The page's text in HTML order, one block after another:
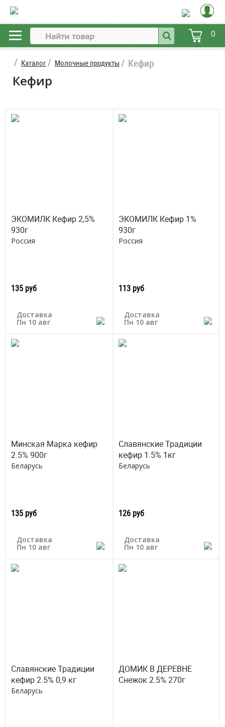
0
Каталог Молочные продукты Кефир
Кефир
ЭКОМИЛК Кефир 2,5%
930г
Россия
135 руб
Доставка
Пн 10 авг
ЭКОМИЛК Кефир 1%
930г
Россия
113 руб
Доставка
Пн 10 авг
Минская Марка кефир
2.5% 900г
Беларусь
135 руб
Доставка
Пн 10 авг
Славянские Традиции
кефир 1.5% 1кг
Беларусь
126 руб
Доставка
Пн 10 авг
Славянские Традиции
кефир 2.5% 0,9 кг
Беларусь
ДОМИК В ДЕРЕВНЕ
Снежок 2.5% 270г